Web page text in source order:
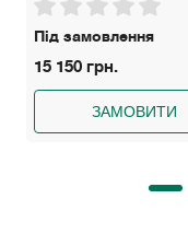
Під замовлення
15 150 грн.
ЗАМОВИТИ